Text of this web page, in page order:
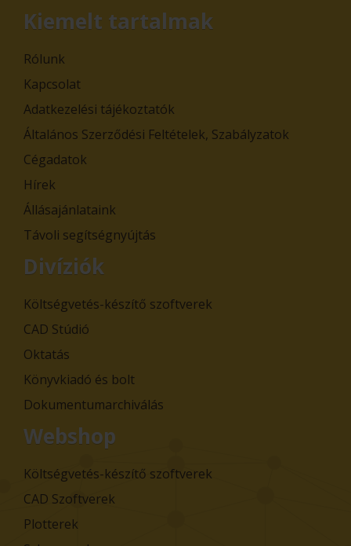
Kiemelt tartalmak
Rólunk
Kapcsolat
Adatkezelési tájékoztatók
Általános Szerződési Feltételek, Szabályzatok
Cégadatok
Hírek
Állásajánlataink
Távoli segítségnyújtás
Divíziók
Költségvetés-készítő szoftverek
CAD Stúdió
Oktatás
Könyvkiadó és bolt
Dokumentumarchiválás
Webshop
Költségvetés-készítő szoftverek
CAD Szoftverek
Plotterek